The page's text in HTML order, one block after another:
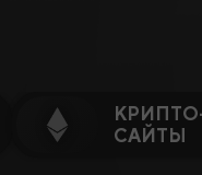
САЙТЫ